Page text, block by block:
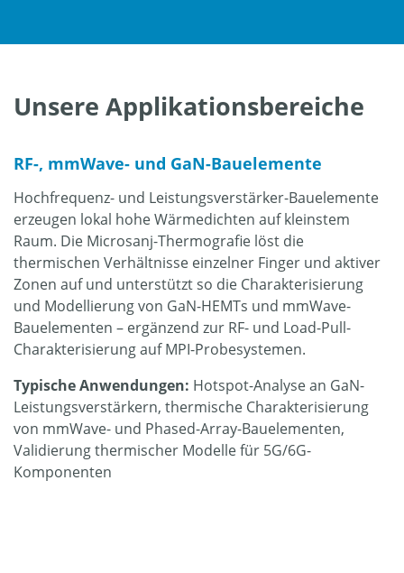
Unsere Applikationsbereiche
RF-, mmWave- und GaN-Bauelemente
Hochfrequenz- und Leistungsverstärker-Bauelemente
erzeugen lokal hohe Wärmedichten auf kleinstem
Raum. Die Microsanj-Thermografie löst die
thermischen Verhältnisse einzelner Finger und aktiver
Zonen auf und unterstützt so die Charakterisierung
und Modellierung von GaN-HEMTs und mmWave-
Bauelementen – ergänzend zur RF- und Load-Pull-
Charakterisierung auf MPI-Probesystemen.
Typische Anwendungen: Hotspot-Analyse an GaN-
Leistungsverstärkern, thermische Charakterisierung
von mmWave- und Phased-Array-Bauelementen,
Validierung thermischer Modelle für 5G/6G-
Komponenten